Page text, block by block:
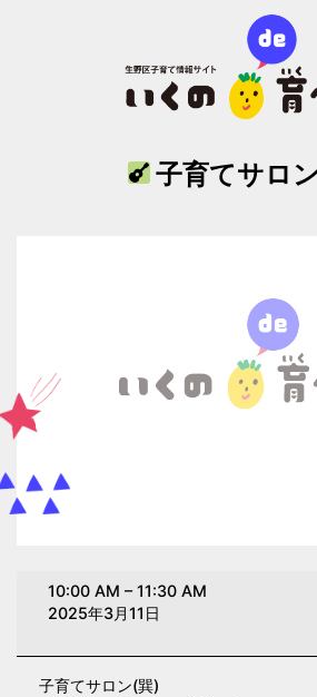
子育てサロ
10:00 AM –11:30 AM
2025年3月11日
子育てサロン(巽)